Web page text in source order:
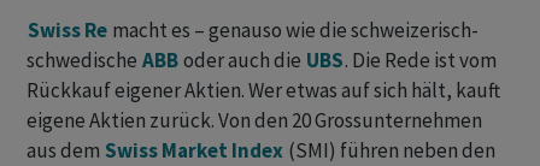
Swiss Re macht es – genauso wie die schweizerisch-
schwedische ABBoder auch die UBS. Die Rede ist vom
Rückkauf eigener Aktien. Wer etwas auf sich hält, kauft
eigene Aktien zurück. Von den 20 Grossunternehmen
aus dem Swiss Market Index (SMI) führen neben den